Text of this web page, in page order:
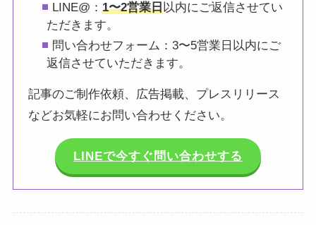
LINE@： 1〜2営業日以内にご返信させてい
ただきます。
問い合わせフォーム：3〜5営業日以内にご
返信させていただきます。
記事のご制作依頼、広告掲載、プレスリリース
などお気軽にお問い合わせください。
LINEで今すぐ問い合わせする